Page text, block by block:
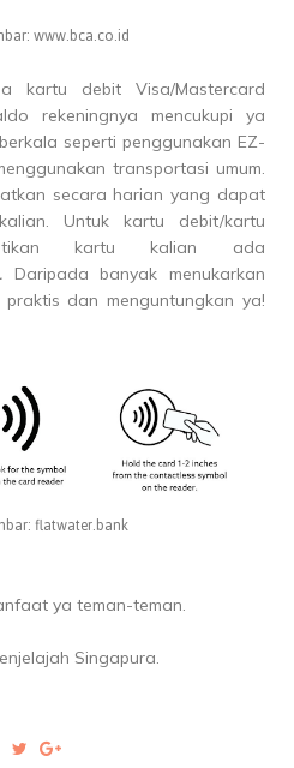
www.bca.co.id
kartu debit Visa/Mastercard
rekeningnya mencukupi ya
seperti penggunakan EZ-
transportasi umum.
secara harian yang dapat
Untuk kartu debit/kartu
kartu kalian ada
. Daripada banyak menukarkan
dan menguntungkan ya!
flatwater.bank
ya teman-teman.
Singapura.